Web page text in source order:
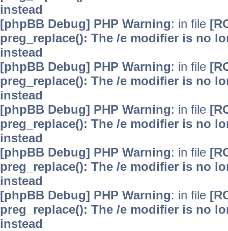
instead
[phpBB Debug] PHP Warning: in file
preg_replace(): The /e modifier is no
instead
[phpBB Debug] PHP Warning: in file
preg_replace(): The /e modifier is no
instead
[phpBB Debug] PHP Warning: in file
preg_replace(): The /e modifier is no
instead
[phpBB Debug] PHP Warning: in file
preg_replace(): The /e modifier is no
instead
[phpBB Debug] PHP Warning: in file
preg_replace(): The /e modifier is no
instead